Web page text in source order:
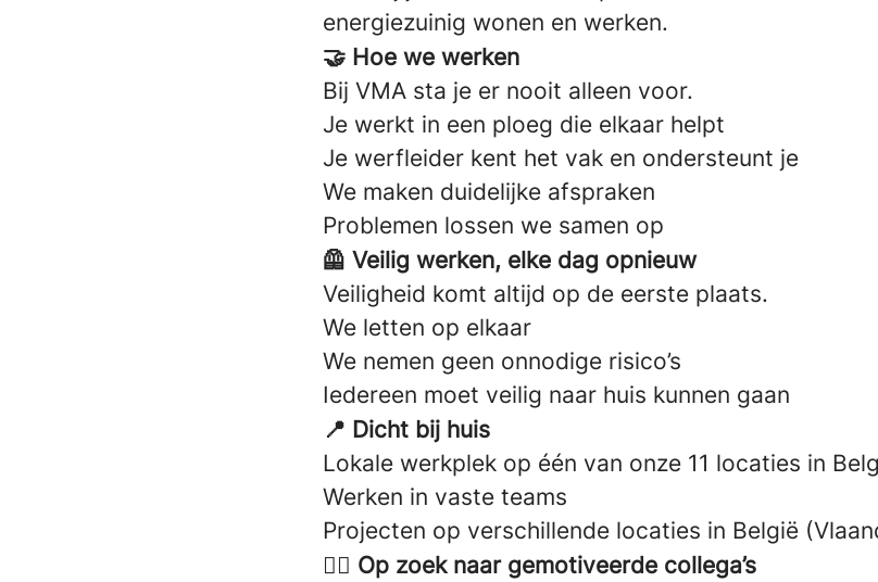
energiezuinig wonen en werken.
🤝 Hoe we werken
Bij VMA sta je er nooit alleen voor.
Je werkt in een ploeg die elkaar helpt
Je werfleider kent het vak en ondersteunt je
We maken duidelijke afspraken
Problemen lossen we samen op
🦺 Veilig werken, elke dag opnieuw
Veiligheid komt altijd op de eerste plaats.
We letten op elkaar
We nemen geen onnodige risico’s
Iedereen moet veilig naar huis kunnen gaan
📍 Dicht bij huis
Lokale werkplek op één van onze 11 locaties in
Werken in vaste teams
Projecten op verschillende locaties in België
👷‍♂️ Op zoek naar gemotiveerde collega’s